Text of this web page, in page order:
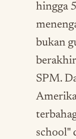
hingga
bukan
SPM.
school"